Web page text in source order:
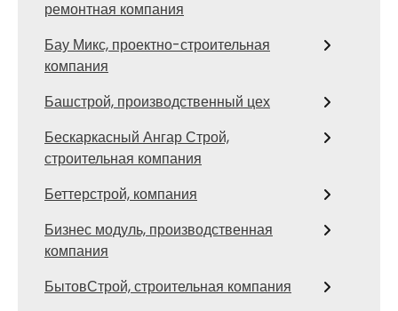
ремонтная компания
Бау Микс, проектно-строительная
компания
Башстрой, производственный цех
Бескаркасный Ангар Строй,
строительная компания
Беттерстрой, компания
Бизнес модуль, производственная
компания
БытовСтрой, строительная компания